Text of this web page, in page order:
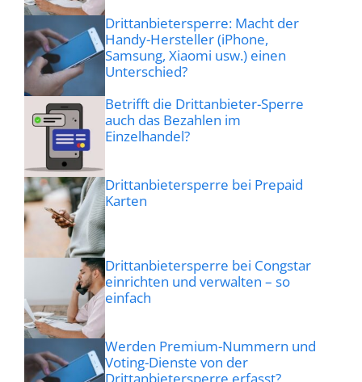
Drittanbietersperre: Macht der
Handy-Hersteller (iPhone,
Samsung, Xiaomi usw.) einen
Unterschied?
Betrifft die Drittanbieter-Sperre
auch das Bezahlen im
Einzelhandel?
Drittanbietersperre bei Prepaid
Karten
Drittanbietersperre bei Congstar
einrichten und verwalten – so
einfach
Werden Premium-Nummern und
Voting-Dienste von der